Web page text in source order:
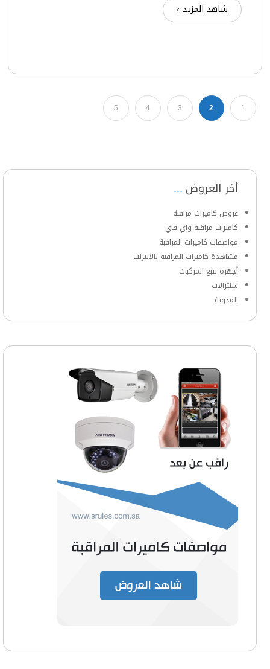
شاهد المزيد ›
1
2
3
4
5
أخر العروض
عروض كاميرات مراقبة
كاميرات مراقبة واي فاي
مواصفات كاميرات المراقبة
مشاهدة كاميرات المراقبة بالإنترنت
أجهزة تتبع المركبات
سنترالات
المدونة